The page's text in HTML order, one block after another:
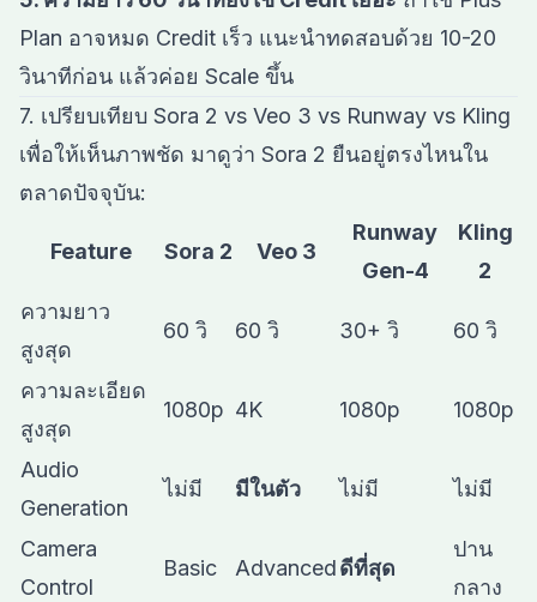
Plan อาจหมด Credit เร็ว แนะนำทดสอบด้วย 10-20
วินาทีก่อน แล้วค่อย Scale ขึ้น
7. เปรียบเทียบ Sora 2 vs Veo 3 vs Runway vs Kling
เพื่อให้เห็นภาพชัด มาดูว่า Sora 2 ยืนอยู่ตรงไหนใน
ตลาดปัจจุบัน:
Feature Sora 2 Veo 3
Runway
Gen-4
Kling
2
ความยาว
สูงสุด
60 วิ 60 วิ 30+ วิ 60 วิ
ความละเอียด
สูงสุด
1080p 4K 1080p 1080p
Audio
Generation
ไม่มี มีในตัว ไม่มี ไม่มี
Camera
Control
Basic Advancedดีที่สุด
ปาน
กลาง